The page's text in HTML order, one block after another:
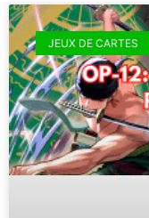
JEUX DE CARTES